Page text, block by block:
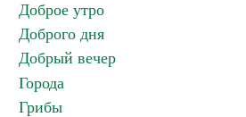
Доброе утро
Доброго дня
Добрый вечер
Города
Грибы